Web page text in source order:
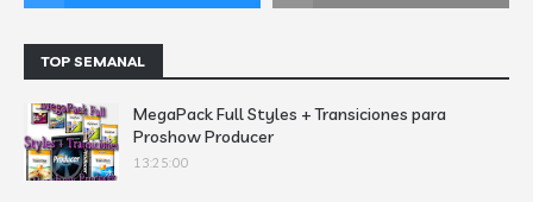
TOP SEMANAL
MegaPack Full Styles + Transiciones para
Proshow Producer
13:25:00